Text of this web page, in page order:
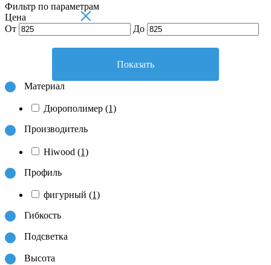
Фильтр по параметрам
×
Цена
От
До
Показать
Материал
Дюрополимер (1)
Производитель
Hiwood (1)
Профиль
фигурный (1)
Гибкость
Подсветка
Высота